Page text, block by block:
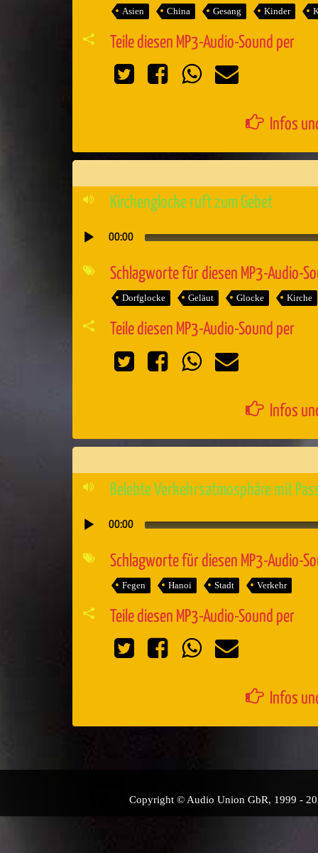
Asien China Gesang Kinder
Teile diesen MP3-Audio-Sound per
Infos
Kirchenglocke ruft zum Gebet
Audio-
Player
00:00
Schlagworte für diesen MP3-Audio-
Dorfglocke Geläut Glocke Kirche
Teile diesen MP3-Audio-Sound per
Infos
Belebte Verkehrsatmosphäre mit
Audio-
Player
00:00
Schlagworte für diesen MP3-Audio-
Fegen Hanoi Stadt Verkehr
Teile diesen MP3-Audio-Sound per
Infos
Copyright © Audio Union GbR, 1999 -